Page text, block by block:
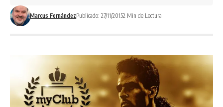
Marcus FernándezPublicado: 27/11/20152 Min de Lectura